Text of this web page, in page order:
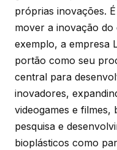
próprias inovações.
mover a inovação
exemplo, a empresa
portão como seu
central para
inovadores,
videogames e
pesquisa e
bioplásticos como